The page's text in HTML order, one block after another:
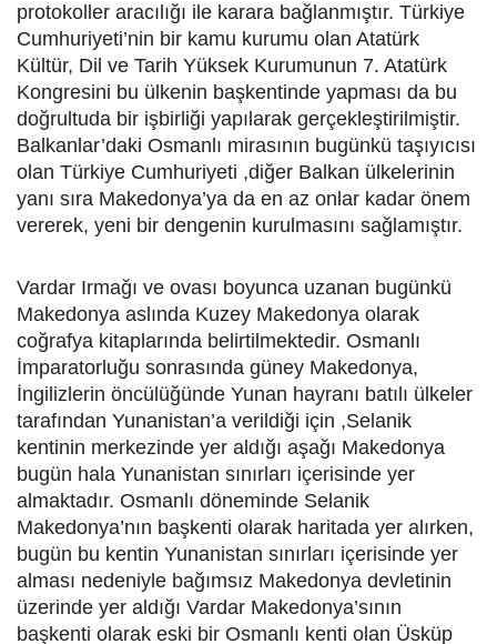
protokoller aracılığı ile karara bağlanmıştır. Türkiye
Cumhuriyeti’nin bir kamu kurumu olan Atatürk
Kültür, Dil ve Tarih Yüksek Kurumunun 7. Atatürk
Kongresini bu ülkenin başkentinde yapması da bu
doğrultuda bir işbirliği yapılarak gerçekleştirilmiştir.
Balkanlar’daki Osmanlı mirasının bugünkü taşıyıcısı
olan Türkiye Cumhuriyeti ,diğer Balkan ülkelerinin
yanı sıra Makedonya’ya da en az onlar kadar önem
vererek, yeni bir dengenin kurulmasını sağlamıştır.
Vardar Irmağı ve ovası boyunca uzanan bugünkü
Makedonya aslında Kuzey Makedonya olarak
coğrafya kitaplarında belirtilmektedir. Osmanlı
İmparatorluğu sonrasında güney Makedonya,
İngilizlerin öncülüğünde Yunan hayranı batılı ülkeler
tarafından Yunanistan’a verildiği için ,Selanik
kentinin merkezinde yer aldığı aşağı Makedonya
bugün hala Yunanistan sınırları içerisinde yer
almaktadır. Osmanlı döneminde Selanik
Makedonya’nın başkenti olarak haritada yer alırken,
bugün bu kentin Yunanistan sınırları içerisinde yer
alması nedeniyle bağımsız Makedonya devletinin
üzerinde yer aldığı Vardar Makedonya’sının
başkenti olarak eski bir Osmanlı kenti olan Üsküp